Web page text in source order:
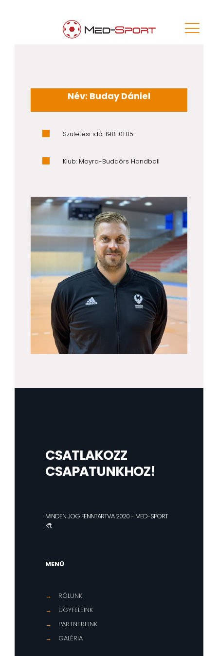
Név: Buday Dániel
Születési idő: 1981.01.05.
Klub: Moyra-Budaörs Handball
CSATLAKOZZ
CSAPATUNKHOZ!
MINDEN JOG FENNTARTVA 2020 - MED-SPORT
Kft.
MENÜ
→
RÓLUNK
→
ÜGYFELEINK
→
PARTNEREINK
→
GALÉRIA